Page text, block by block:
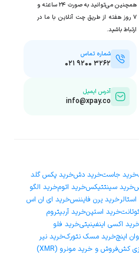
همچنین می‌توانید به صورت ۲۴ ساعته و
۷ روز هفته از طریق چت آنلاین با ما در
ارتباط باشید.
شماره تماس
۰۲۱ ۹۲۰۰ ۳۲۶۲
آدرس ایمیل
info@xpay.co
خرید جاستخرید دشخرید پکس گلد
خرید سینتتیکسخرید اتومخرید الگو
خرید یرن فایننسخرید ای ان اس
خرید استپنخرید آربیتروم
اکسی اینفینیتیخرید فلو
اینچخرید مسک نتورکخرید نیر
کشفروش و خرید مونرو (XMR)